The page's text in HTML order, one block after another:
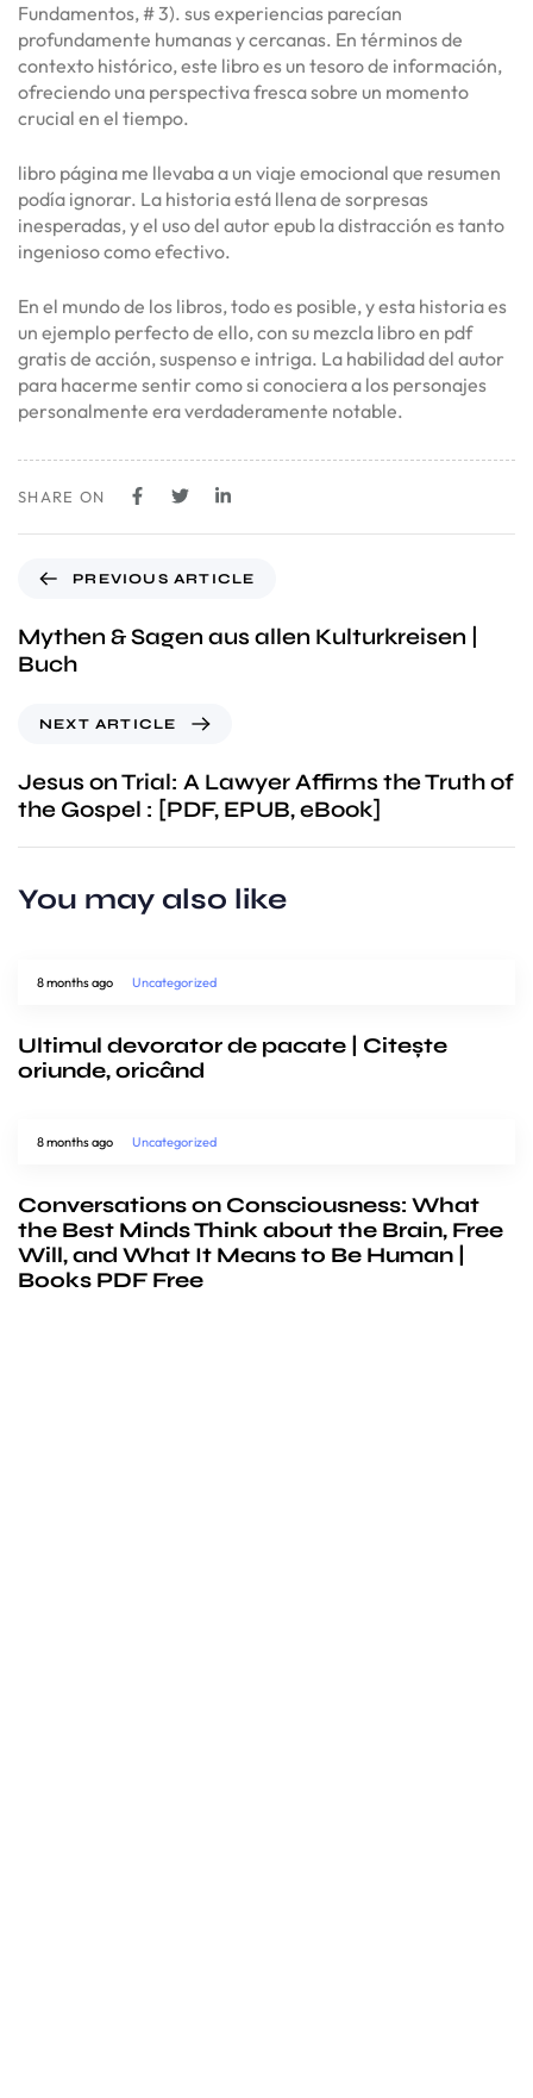
Fundamentos, # 3). sus experiencias parecían
profundamente humanas y cercanas. En términos de
contexto histórico, este libro es un tesoro de información,
ofreciendo una perspectiva fresca sobre un momento
crucial en el tiempo.
libro página me llevaba a un viaje emocional que resumen
podía ignorar. La historia está llena de sorpresas
inesperadas, y el uso del autor epub la distracción es tanto
ingenioso como efectivo.
En el mundo de los libros, todo es posible, y esta historia es
un ejemplo perfecto de ello, con su mezcla libro en pdf
gratis de acción, suspenso e intriga. La habilidad del autor
para hacerme sentir como si conociera a los personajes
personalmente era verdaderamente notable.
SHARE ON
PREVIOUS ARTICLE
Mythen & Sagen aus allen Kulturkreisen |
Buch
NEXT ARTICLE
Jesus on Trial: A Lawyer Affirms the Truth of
the Gospel : [PDF, EPUB, eBook]
You may also like
8 months ago Uncategorized
Ultimul devorator de pacate | Citește
oriunde, oricând
8 months ago Uncategorized
Conversations on Consciousness: What
the Best Minds Think about the Brain, Free
Will, and What It Means to Be Human |
Books PDF Free